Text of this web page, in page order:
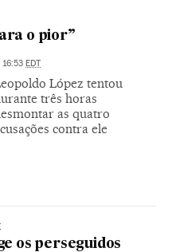
o pior”
16:53 EDT
López tentou
três horas
as quatro
contra ele
os perseguidos